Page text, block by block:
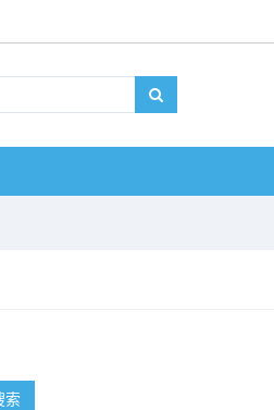
索